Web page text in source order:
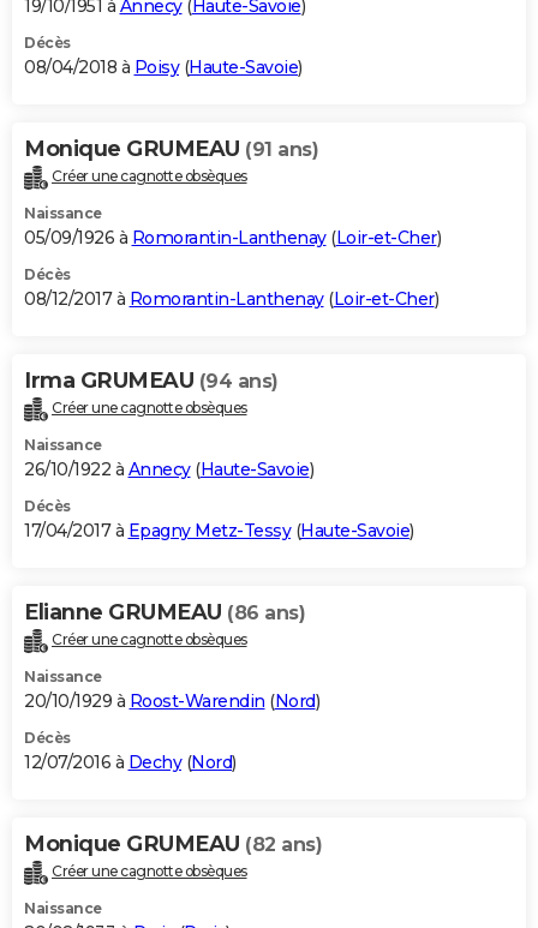
19/10/1951 à Annecy( Haute-Savoie)
Décès
08/04/2018 à Poisy(Haute-Savoie)
Monique GRUMEAU (91 ans)
Créer une cagnotte obsèques
Naissance
05/09/1926 à Romorantin-Lanthenay(Loir-et-Cher)
Décès
08/12/2017 à Romorantin-Lanthenay(Loir-et-Cher)
Irma GRUMEAU (94 ans)
Créer une cagnotte obsèques
Naissance
26/10/1922 à Annecy(Haute-Savoie)
Décès
17/04/2017 à Epagny Metz-Tessy(Haute-Savoie)
Elianne GRUMEAU (86 ans)
Créer une cagnotte obsèques
Naissance
20/10/1929 à Roost-Warendin (Nord)
Décès
12/07/2016 à Dechy(Nord)
Monique GRUMEAU (82 ans)
Créer une cagnotte obsèques
Naissance